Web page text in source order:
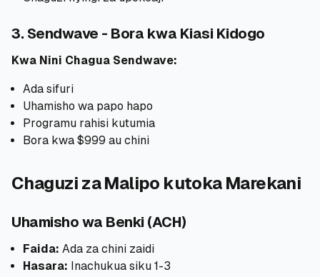
3. Sendwave - Bora kwa Kiasi Kidogo
Kwa Nini Chagua Sendwave:
Ada sifuri
Uhamisho wa papo hapo
Programu rahisi kutumia
Bora kwa $999 au chini
Chaguzi za Malipo kutoka Marekani
Uhamisho wa Benki (ACH)
Faida: Ada za chini zaidi
Hasara: Inachukua siku 1-3